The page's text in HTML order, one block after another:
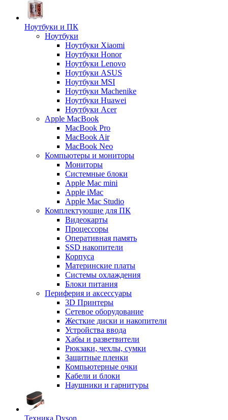
Ноутбуки и ПК
Ноутбуки
Ноутбуки Xiaomi
Ноутбуки Honor
Ноутбуки Lenovo
Ноутбуки ASUS
Ноутбуки MSI
Ноутбуки Machenike
Ноутбуки Huawei
Ноутбуки Acer
Apple MacBook
MacBook Pro
MacBook Air
MacBook Neo
Компьютеры и мониторы
Мониторы
Системные блоки
Apple Mac mini
Apple iMac
Apple Mac Studio
Комплектующие для ПК
Видеокарты
Процессоры
Оперативная память
SSD накопители
Корпуса
Материнские платы
Системы охлаждения
Блоки питания
Периферия и аксессуары
3D Принтеры
Сетевое оборудование
Жесткие диски и накопители
Устройства ввода
Хабы и разветвители
Рюкзаки, чехлы, сумки
Защитные пленки
Компьютерные очки
Кабели и блоки
Наушники и гарнитуры
Техника Dyson